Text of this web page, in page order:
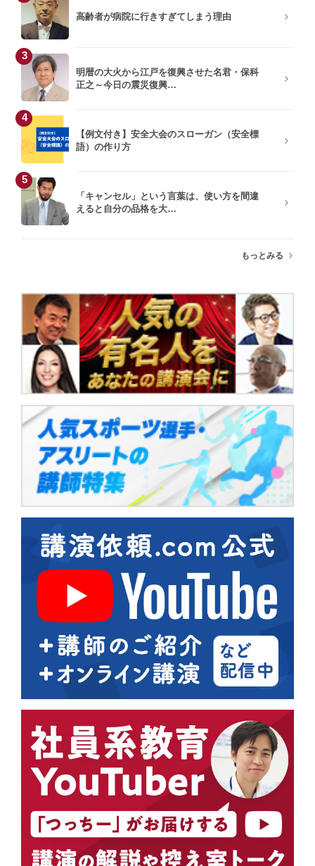
高齢者が病院に行きすぎてしまう理由
3
明暦の大火から江戸を復興させた名君・保科
正之～今日の震災復興…
4
【例文付き】安全大会のスローガン（安全標
語）の作り方
5
「キャンセル」という言葉は、使い方を間違
えると自分の品格を大…
もっとみる